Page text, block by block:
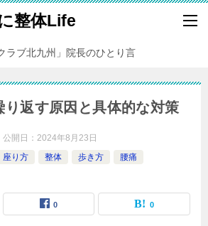
整体Life
ラブ北九州」院長のひとり言
り返す原因と具体的な対策
公開日： 2024年8月23日
座り方 整体 歩き方
腰痛
0 0